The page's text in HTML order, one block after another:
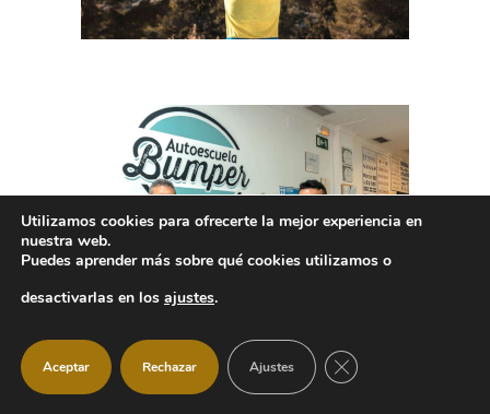
Utilizamos cookies para ofrecerte la mejor experiencia en
nuestra web.
Puedes aprender más sobre qué cookies utilizamos o
desactivarlas en los ajustes.
Aceptar Rechazar Ajustes CERRAR EL